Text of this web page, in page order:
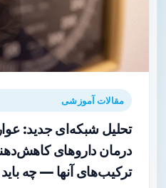
مقالات آموزشی
تحلیل شبکه‌ای جدید:
درمان داروهای
ترکیب‌های آنها — چه باید